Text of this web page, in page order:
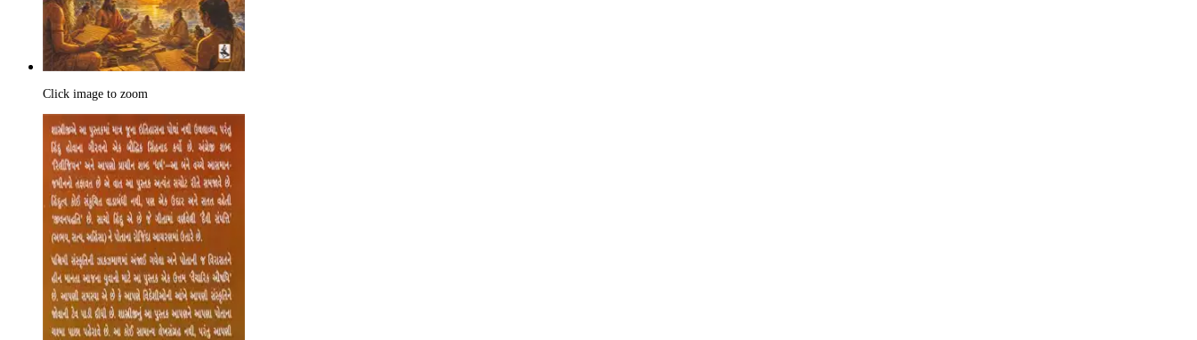
Click image to zoom